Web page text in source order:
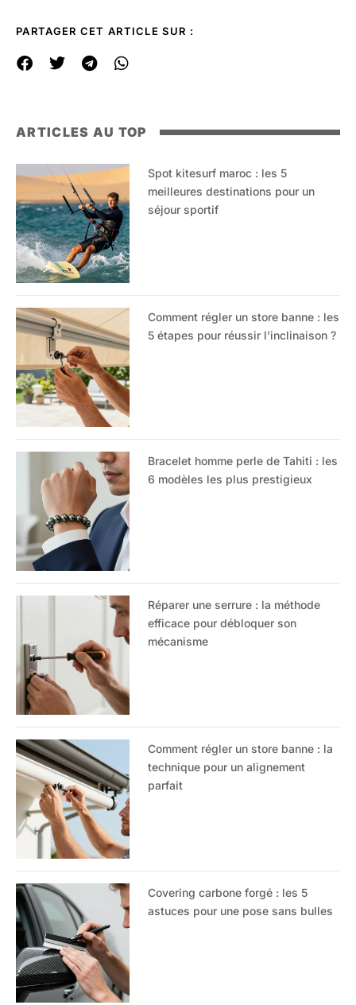
PARTAGER CET ARTICLE SUR :
ARTICLES AU TOP
Spot kitesurf maroc : les 5
meilleures destinations pour un
séjour sportif
Comment régler un store banne : les
5 étapes pour réussir l’inclinaison ?
Bracelet homme perle de Tahiti : les
6 modèles les plus prestigieux
Réparer une serrure : la méthode
efficace pour débloquer son
mécanisme
Comment régler un store banne : la
technique pour un alignement
parfait
Covering carbone forgé : les 5
astuces pour une pose sans bulles